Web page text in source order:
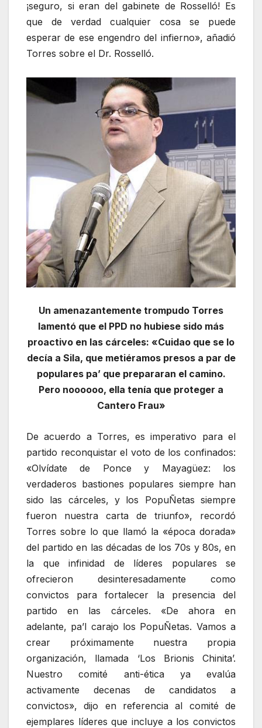
¡seguro, si eran del gabinete de Rosselló! Es
que de verdad cualquier cosa se puede
esperar de ese engendro del infierno», añadió
Torres sobre el Dr. Rosselló.
Un amenazantemente trompudo Torres
lamentó que el PPD no hubiese sido más
proactivo en las cárceles: «Cuidao que se lo
decía a Sila, que metiéramos presos a par de
populares pa’ que prepararan el camino.
Pero noooooo, ella tenía que proteger a
Cantero Frau»
De acuerdo a Torres, es imperativo para el
partido reconquistar el voto de los confinados:
«Olvídate de Ponce y Mayagüez: los
verdaderos bastiones populares siempre han
sido las cárceles, y los PopuÑetas siempre
fueron nuestra carta de triunfo», recordó
Torres sobre lo que llamó la «época dorada»
del partido en las décadas de los 70s y 80s, en
la que infinidad de líderes populares se
ofrecieron desinteresadamente como
convictos para fortalecer la presencia del
partido en las cárceles. «De ahora en
adelante, pa’l carajo los PopuÑetas. Vamos a
crear próximamente nuestra propia
organización, llamada ‘Los Brionis Chinita’.
Nuestro comité anti-ética ya evalúa
activamente decenas de candidatos a
convictos», dijo en referencia al comité de
ejemplares líderes que incluye a los convictos